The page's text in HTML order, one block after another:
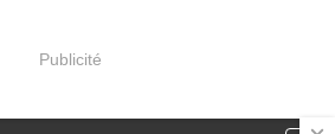
Publicité